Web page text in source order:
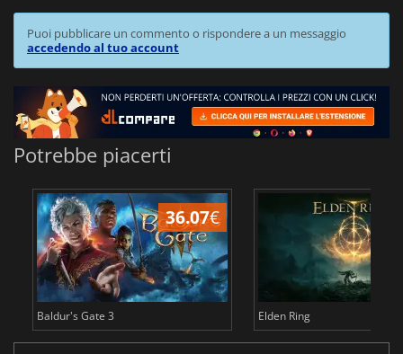
Puoi pubblicare un commento o rispondere a un messaggio
accedendo al tuo account
Potrebbe piacerti
36.07€
Baldur's Gate 3 Elden Ring